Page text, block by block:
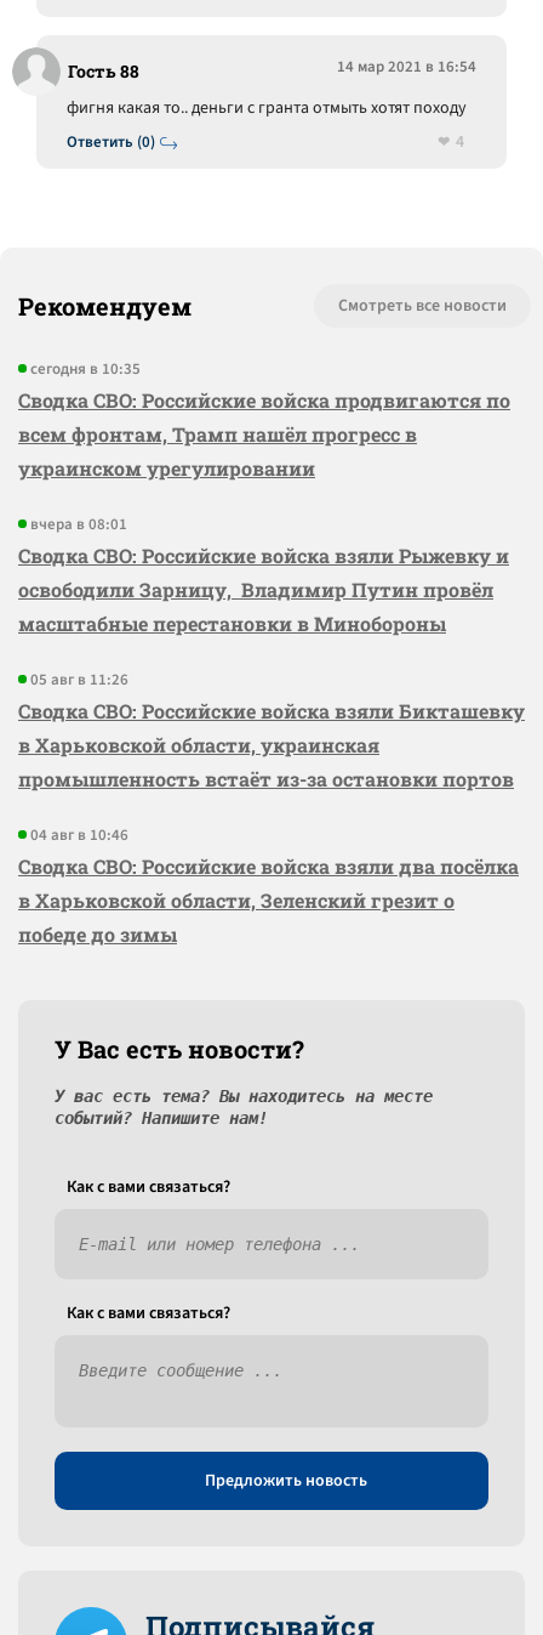
Гость 88 14 мар 2021 в 16:54
Ответить (0)
фигня какая то.. деньги с гранта отмыть хотят походу
4
Рекомендуем Смотреть все новости
сегодня в 10:35
Сводка СВО: Российские войска продвигаются по
всем фронтам, Трамп нашёл прогресс в
украинском урегулировании
вчера в 08:01
Сводка СВО: Российские войска взяли Рыжевку и
освободили Зарницу, Владимир Путин провёл
масштабные перестановки в Минобороны
05 авг в 11:26
Сводка СВО: Российские войска взяли Бикташевку
в Харьковской области, украинская
промышленность встаёт из-за остановки портов
04 авг в 10:46
Сводка СВО: Российские войска взяли два посёлка
в Харьковской области, Зеленский грезит о
победе до зимы
У Вас есть новости?
У вас есть тема? Вы находитесь на месте
событий? Напишите нам!
Как c вами связаться?
Как c вами связаться?
Предложить новость
Подписывайся